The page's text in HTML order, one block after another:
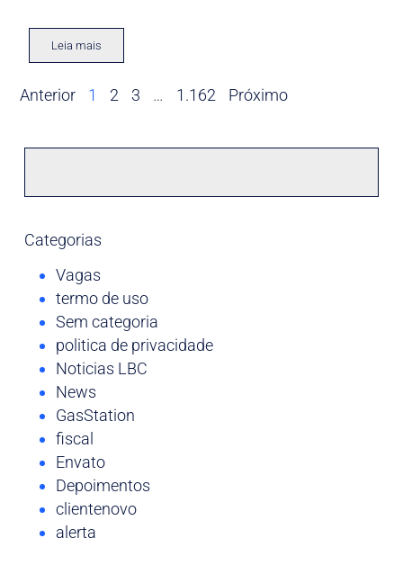
Leia mais
Anterior 1 2 3 … 1.162 Próximo
Categorias
Vagas
termo de uso
Sem categoria
politica de privacidade
Noticias LBC
News
GasStation
fiscal
Envato
Depoimentos
clientenovo
alerta